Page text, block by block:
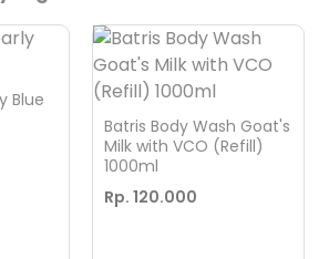
Blue
Batris Body Wash Goat's
Milk with VCO (Refill)
1000ml
Rp. 120.000